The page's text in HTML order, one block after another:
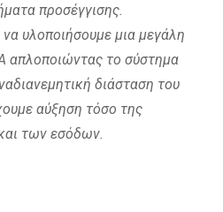
προσέγγισης.
υλοποιήσουμε μια μεγάλη
απλοποιώντας το σύστημα
διάσταση του
αύξηση τόσο της
των εσόδων.